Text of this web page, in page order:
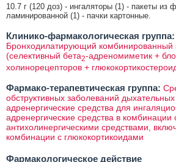
10.7 г (120 доз) - ингаляторы (1) - пакеты из
ламинированной (1) - пачки картонные.
Клинико-фармакологическая группа:
Бронходилатирующий комбинированный
(селективный бета2-адреномиметик +
холинорецепторов +
Фармако-терапевтическая группа:
обструктивных заболеваний дыхательных
адренергические средства для
адренергические средства в комбинации
антихолинергическими средствами,
комбинации с глюкокортикоидами
Фармакологическое действие